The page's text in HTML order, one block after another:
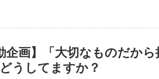
企画】「大切なものだから
うしてますか？